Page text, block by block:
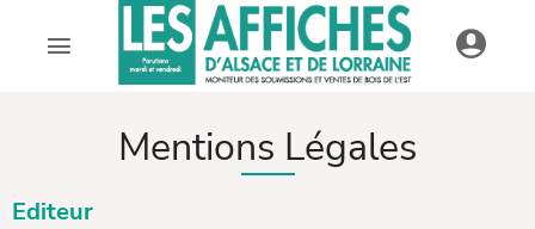
AFDAL - Les affiches d'Alsace et de Lorraine
Mentions Légales
Editeur